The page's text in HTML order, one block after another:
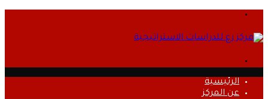
الرئيسية
عن المركز